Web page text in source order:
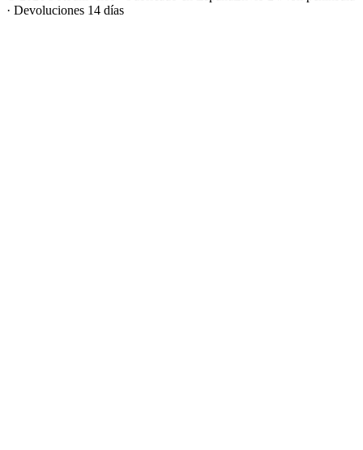
· Devoluciones 14 días